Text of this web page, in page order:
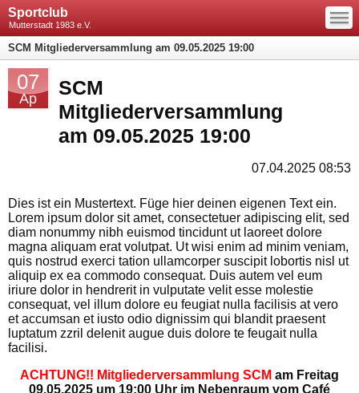
Sportclub
Mutterstadt 1983 e.V.
—
—
—
SCM Mitgliederversammlung am 09.05.2025 19:00
07
Ap
SCM
Mitgliederversammlung
am 09.05.2025 19:00
07.04.2025 08:53
Dies ist ein Mustertext. Füge hier deinen eigenen Text ein.
Lorem ipsum dolor sit amet, consectetuer adipiscing elit, sed
diam nonummy nibh euismod tincidunt ut laoreet dolore
magna aliquam erat volutpat. Ut wisi enim ad minim veniam,
quis nostrud exerci tation ullamcorper suscipit lobortis nisl ut
aliquip ex ea commodo consequat. Duis autem vel eum
iriure dolor in hendrerit in vulputate velit esse molestie
consequat, vel illum dolore eu feugiat nulla facilisis at vero
et accumsan et iusto odio dignissim qui blandit praesent
luptatum zzril delenit augue duis dolore te feugait nulla
facilisi.
ACHTUNG!! Mitgliederversammlung SCM am Freitag
09.05.2025 um 19:00 Uhr im Nebenraum vom Café